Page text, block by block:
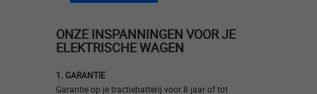
ONZE INSPANNINGEN VOOR JE
ELEKTRISCHE WAGEN
1. GARANTIE
Garantie op je tractiebatterij voor 8 jaar of tot